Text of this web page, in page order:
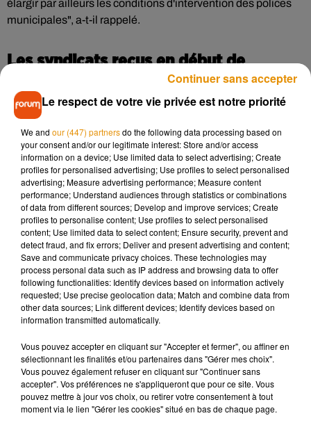
élargir par ailleurs les conditions d'intervention des polices
municipales", a-t-il rappelé.
Les syndicats reçus en début de
Jean Castex a également annoncé à cette occasion qu’il
syndicats de police "en début de semaine prochaine".
Eric Masson, le policier de 36 ans abattu mercredi, père de
deux enfants, "fils" et frère de policiers, était "un policier
exemplaire", "un serviteur de l'État, un serviteur de la
République, mort au service de son pays", a souligné M.
Castex en rappelant que sept policiers sont morts "en
mission" en 2020.
Eric Masson "était engagé dans la lutte contre l'insécurité du
quotidien et plus particulièrement dans la lutte contre toutes
les formes de trafics, dont celui de stupéfiants, érigé comme
la priorité du gouvernement", a-t-il ajouté.
Le respect de votre vie privée est notre priorité
We and our (447) partnersdo the following data processing based on
your consent and/or our legitimate interest: Store and/or access
information on a device; Use limited data to select advertising; Create
profiles for personalised advertising; Use profiles to select personalised
advertising; Measure advertising performance; Measure content
performance; Understand audiences through statistics or combinations
of data from different sources; Develop and improve services; Create
profiles to personalise content; Use profiles to select personalised
content; Use limited data to select content; Ensure security, prevent and
detect fraud, and fix errors; Deliver and present advertising and content;
Save and communicate privacy choices. These technologies may
process personal data such as IP address and browsing data to offer
following functionalities: Identify devices based on information actively
requested; Use precise geolocation data; Match and combine data from
other data sources; Link different devices; Identify devices based on
information transmitted automatically.
Vous pouvez accepter en cliquant sur "Accepter et fermer", ou affiner en
sélectionnant les finalités et/ou partenaires dans "Gérer mes choix".
Vous pouvez également refuser en cliquant sur "Continuer sans
accepter". Vos préférences ne s'appliqueront que pour ce site. Vous
pouvez mettre à jour vos choix, ou retirer votre consentement à tout
moment via le lien "Gérer les cookies" situé en bas de chaque page.
Continuer sans accepter